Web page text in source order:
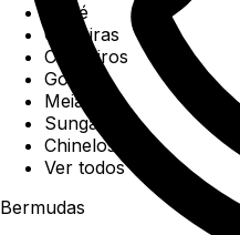
Boné
Carteiras
Chaveiros
Gorros
Meias
Sunga
Chinelos
Ver todos
Bermudas